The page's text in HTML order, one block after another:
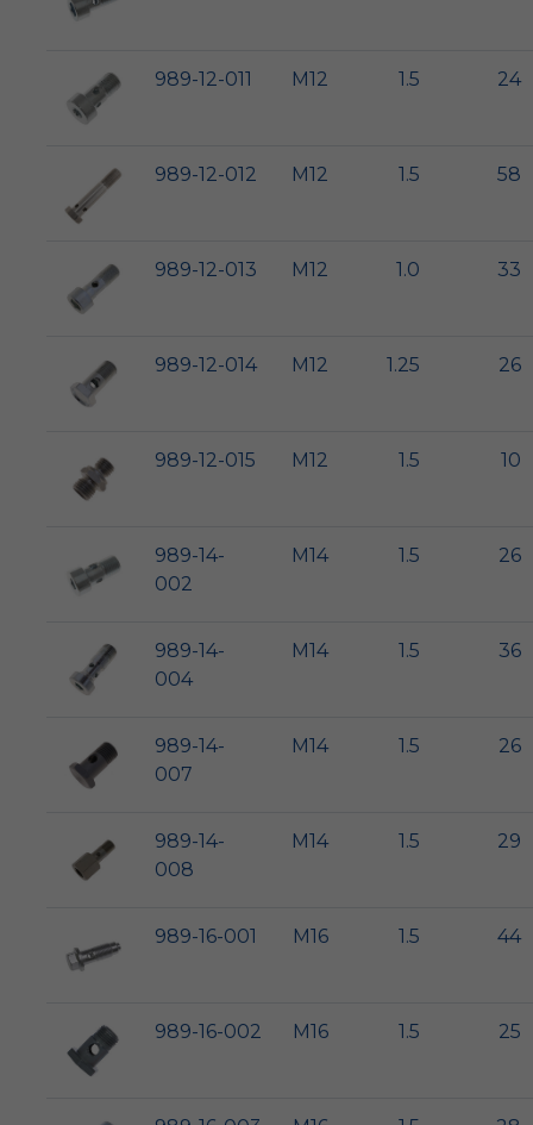
989-12-011 M12 1.5 24
989-12-012 M12 1.5 58
989-12-013 M12 1.0 33
989-12-014 M12 1.25 26
989-12-015 M12 1.5 10
989-14-
002
M14 1.5 26
989-14-
004
M14 1.5 36
989-14-
007
M14 1.5 26
989-14-
008
M14 1.5 29
989-16-001 M16 1.5 44
989-16-002 M16 1.5 25